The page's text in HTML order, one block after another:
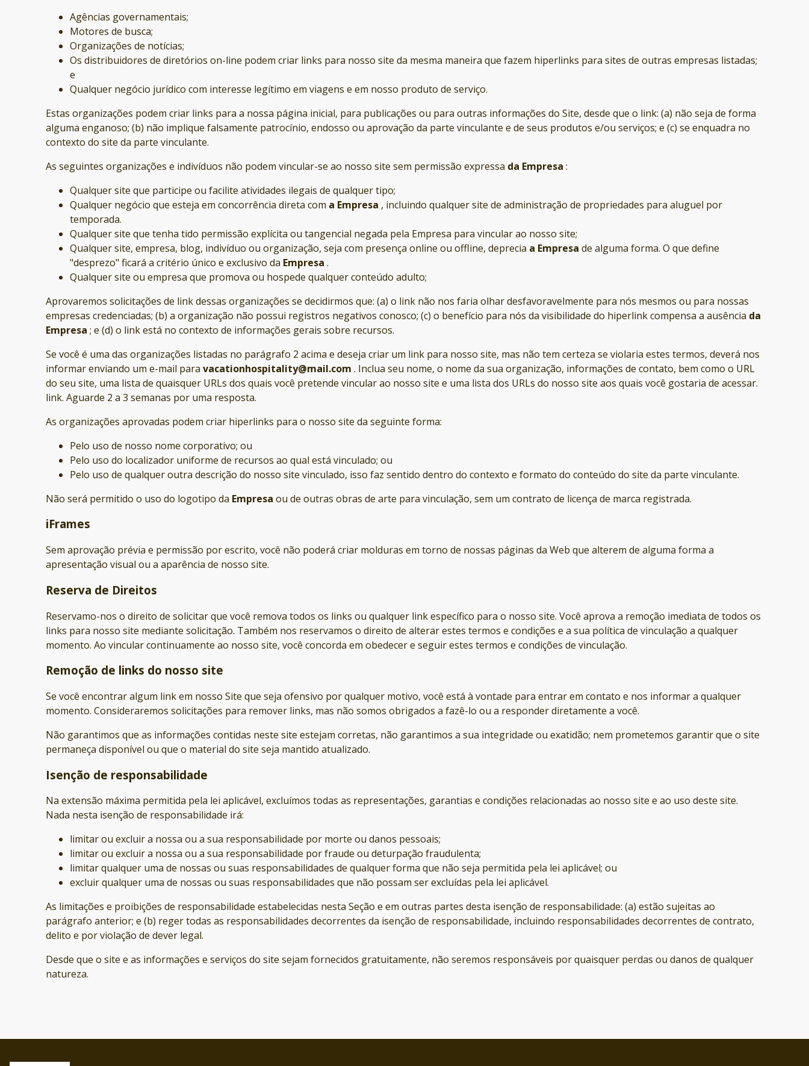
Agências governamentais;
Motores de busca;
Organizações de notícias;
Os distribuidores de diretórios on-line podem criar links para nosso site da mesma maneira que fazem hiperlinks para sites de outras empresas listadas;
e
Qualquer negócio jurídico com interesse legítimo em viagens e em nosso produto de serviço.
Estas organizações podem criar links para a nossa página inicial, para publicações ou para outras informações do Site, desde que o link: (a) não seja de forma
alguma enganoso; (b) não implique falsamente patrocínio, endosso ou aprovação da parte vinculante e de seus produtos e/ou serviços; e (c) se enquadra no
contexto do site da parte vinculante.
As seguintes organizações e indivíduos não podem vincular-se ao nosso site sem permissão expressa da Empresa :
Qualquer site que participe ou facilite atividades ilegais de qualquer tipo;
Qualquer negócio que esteja em concorrência direta com a Empresa , incluindo qualquer site de administração de propriedades para aluguel por
temporada.
Qualquer site que tenha tido permissão explícita ou tangencial negada pela Empresa para vincular ao nosso site;
Qualquer site, empresa, blog, indivíduo ou organização, seja com presença online ou offline, deprecia a Empresa de alguma forma. O que define
"desprezo" ficará a critério único e exclusivo da Empresa .
Qualquer site ou empresa que promova ou hospede qualquer conteúdo adulto;
Aprovaremos solicitações de link dessas organizações se decidirmos que: (a) o link não nos faria olhar desfavoravelmente para nós mesmos ou para nossas
empresas credenciadas; (b) a organização não possui registros negativos conosco; (c) o benefício para nós da visibilidade do hiperlink compensa a ausência da
Empresa ; e (d) o link está no contexto de informações gerais sobre recursos.
Se você é uma das organizações listadas no parágrafo 2 acima e deseja criar um link para nosso site, mas não tem certeza se violaria estes termos, deverá nos
informar enviando um e-mail para vacationhospitality@mail.com . Inclua seu nome, o nome da sua organização, informações de contato, bem como o URL
do seu site, uma lista de quaisquer URLs dos quais você pretende vincular ao nosso site e uma lista dos URLs do nosso site aos quais você gostaria de acessar.
link. Aguarde 2 a 3 semanas por uma resposta.
As organizações aprovadas podem criar hiperlinks para o nosso site da seguinte forma:
Pelo uso de nosso nome corporativo; ou
Pelo uso do localizador uniforme de recursos ao qual está vinculado; ou
Pelo uso de qualquer outra descrição do nosso site vinculado, isso faz sentido dentro do contexto e formato do conteúdo do site da parte vinculante.
Não será permitido o uso do logotipo da Empresa ou de outras obras de arte para vinculação, sem um contrato de licença de marca registrada.
iFrames
Sem aprovação prévia e permissão por escrito, você não poderá criar molduras em torno de nossas páginas da Web que alterem de alguma forma a
apresentação visual ou a aparência de nosso site.
Reserva de Direitos
Reservamo-nos o direito de solicitar que você remova todos os links ou qualquer link específico para o nosso site. Você aprova a remoção imediata de todos os
links para nosso site mediante solicitação. Também nos reservamos o direito de alterar estes termos e condições e a sua política de vinculação a qualquer
momento. Ao vincular continuamente ao nosso site, você concorda em obedecer e seguir estes termos e condições de vinculação.
Remoção de links do nosso site
Se você encontrar algum link em nosso Site que seja ofensivo por qualquer motivo, você está à vontade para entrar em contato e nos informar a qualquer
momento. Consideraremos solicitações para remover links, mas não somos obrigados a fazê-lo ou a responder diretamente a você.
Não garantimos que as informações contidas neste site estejam corretas, não garantimos a sua integridade ou exatidão; nem prometemos garantir que o site
permaneça disponível ou que o material do site seja mantido atualizado.
Isenção de responsabilidade
Na extensão máxima permitida pela lei aplicável, excluímos todas as representações, garantias e condições relacionadas ao nosso site e ao uso deste site.
Nada nesta isenção de responsabilidade irá:
limitar ou excluir a nossa ou a sua responsabilidade por morte ou danos pessoais;
limitar ou excluir a nossa ou a sua responsabilidade por fraude ou deturpação fraudulenta;
limitar qualquer uma de nossas ou suas responsabilidades de qualquer forma que não seja permitida pela lei aplicável; ou
excluir qualquer uma de nossas ou suas responsabilidades que não possam ser excluídas pela lei aplicável.
As limitações e proibições de responsabilidade estabelecidas nesta Seção e em outras partes desta isenção de responsabilidade: (a) estão sujeitas ao
parágrafo anterior; e (b) reger todas as responsabilidades decorrentes da isenção de responsabilidade, incluindo responsabilidades decorrentes de contrato,
delito e por violação de dever legal.
Desde que o site e as informações e serviços do site sejam fornecidos gratuitamente, não seremos responsáveis por quaisquer perdas ou danos de qualquer
natureza.